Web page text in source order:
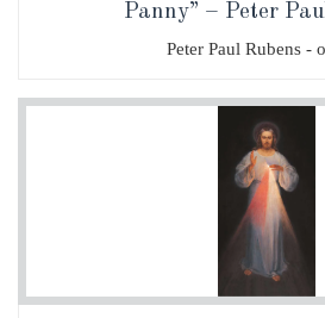
Panny” – Peter
Peter Paul Rubens -